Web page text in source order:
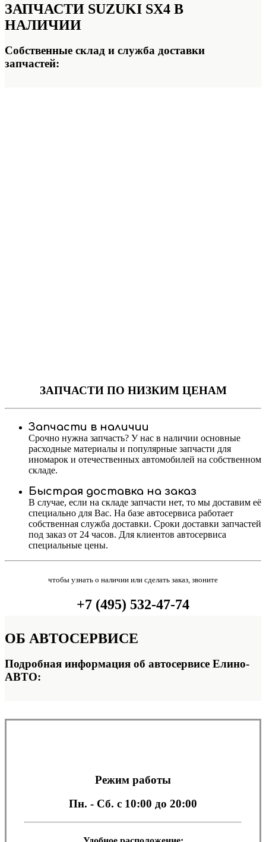
ЗАПЧАСТИ SUZUKI SX4 В
НАЛИЧИИ
Собственные склад и служба доставки
запчастей:
ЗАПЧАСТИПО НИЗКИМ ЦЕНАМ
Запчасти в наличии
Срочно нужна запчасть? У нас в наличии основные
расходные материалы и популярные запчасти для
иномарок и отечественных автомобилей на собственном
складе.
Быстрая доставка на заказ
В случае, если на складе запчасти нет, то мы доставим её
специально для Вас. На базе автосервиса работает
собственная служба доставки. Сроки доставки запчастей
под заказ от 24 часов. Для клиентов автосервиса
специальные цены.
чтобы узнать о наличии или сделать заказ, звоните
+7 (495) 532-47-74
ОБ АВТОСЕРВИСЕ
Подробная информация об автосервисе Елино-
АВТО:
Режим работы
Пн. - Сб. с 10:00 до 20:00